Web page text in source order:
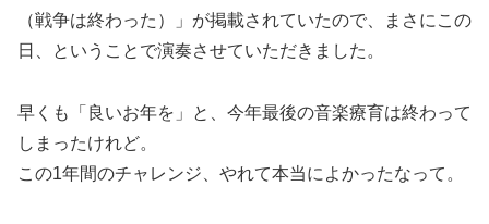
（戦争は終わった）」が掲載されていたので、まさにこの
日、ということで演奏させていただきました。
早くも「良いお年を」と、今年最後の音楽療育は終わって
しまったけれど。
この1年間のチャレンジ、やれて本当によかったなって。